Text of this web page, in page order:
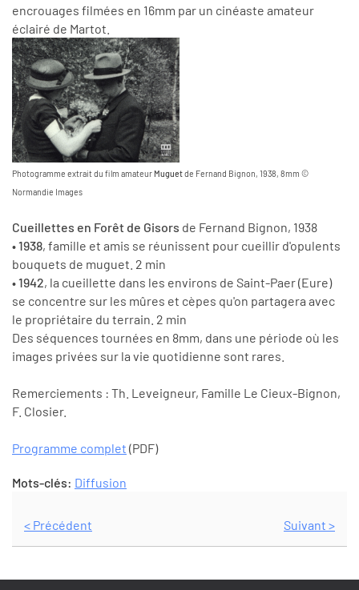
encrouages filmées en 16mm par un cinéaste amateur
éclairé de Martot.
Photogramme extrait du film amateurMuguetde Fernand Bignon, 1938, 8mm ©
Normandie Images
Cueillettes en Forêt de Gisors de Fernand Bignon, 1938
• 1938, famille et amis se réunissent pour cueillir d'opulents
bouquets de muguet. 2 min
• 1942, la cueillette dans les environs de Saint-Paer (Eure)
se concentre sur les mûres et cèpes qu'on partagera avec
le propriétaire du terrain. 2 min
Des séquences tournées en 8mm, dans une période où les
images privées sur la vie quotidienne sont rares.
Remerciements : Th. Leveigneur, Famille Le Cieux-Bignon,
F. Closier.
Programme complet (PDF)
Mots-clés: Diffusion
< Précédent Suivant >